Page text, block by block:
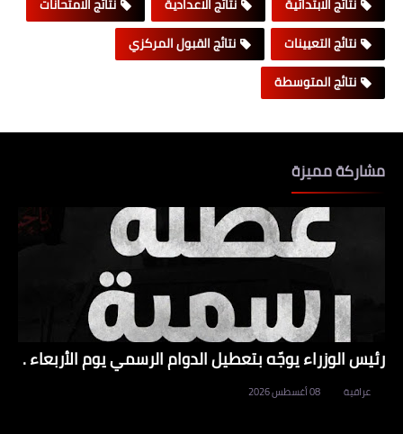
نتائج التعيينات
نتائج القبول المركزي
نتائج المتوسطة
مشاركة مميزة
رئيس الوزراء يوجّه بتعطيل الدوام الرسمي يوم الأربعاء .
عراقية 08 أغسطس 2026